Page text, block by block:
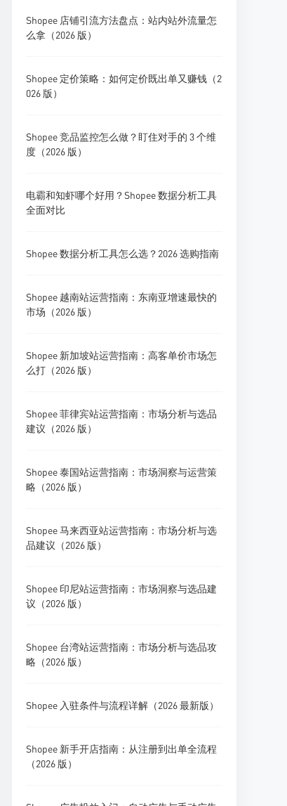
Shopee 店铺引流方法盘点：站内站外流量怎
么拿（2026 版）
Shopee 定价策略：如何定价既出单又赚钱（2
026 版）
Shopee 竞品监控怎么做？盯住对手的 3 个维
度（2026 版）
电霸和知虾哪个好用？Shopee 数据分析工具
全面对比
Shopee 数据分析工具怎么选？2026 选购指南
Shopee 越南站运营指南：东南亚增速最快的
市场（2026 版）
Shopee 新加坡站运营指南：高客单价市场怎
么打（2026 版）
Shopee 菲律宾站运营指南：市场分析与选品
建议（2026 版）
Shopee 泰国站运营指南：市场洞察与运营策
略（2026 版）
Shopee 马来西亚站运营指南：市场分析与选
品建议（2026 版）
Shopee 印尼站运营指南：市场洞察与选品建
议（2026 版）
Shopee 台湾站运营指南：市场分析与选品攻
略（2026 版）
Shopee 入驻条件与流程详解（2026 最新版）
Shopee 新手开店指南：从注册到出单全流程
（2026 版）